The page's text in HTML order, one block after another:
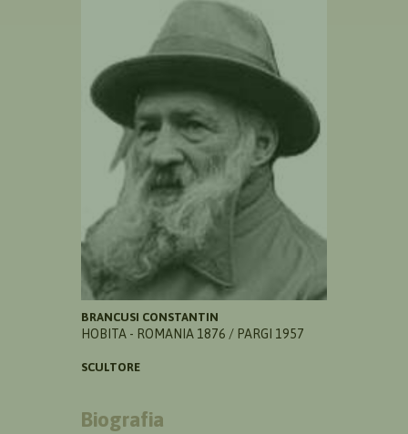
BRANCUSI CONSTANTIN
HOBITA - ROMANIA 1876 / PARGI 1957
SCULTORE
Biografia